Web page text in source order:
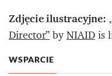
Zdjęcie ilustracyjne:
Director”byNIAIDis
WSPARCIE